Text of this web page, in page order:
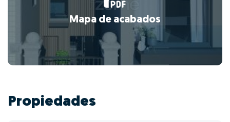
Mapa de acabados
Propiedades